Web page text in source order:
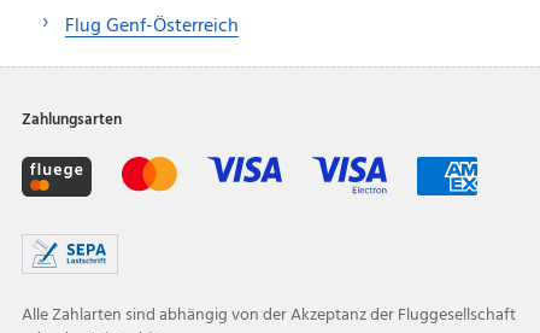
Flug Genf-Österreich